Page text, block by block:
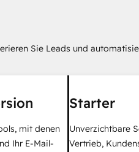
Sie Leads und
mit denen
Ihr E-Mail-
Starter
Unverzichtbare
Vertrieb,